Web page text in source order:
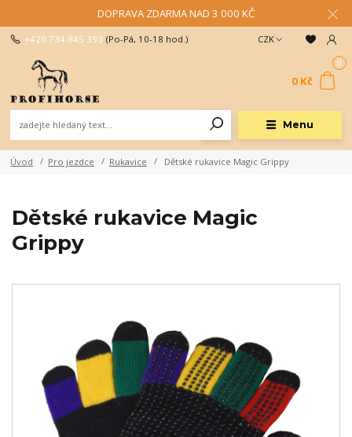
DOPRAVA ZDARMA NAD 3 000 KČ
Menu
CZK
+420 734 845 393 (Po-Pá, 10-18 hod.)
0
0 Kč
Úvod Pro jezdce Rukavice Dětské rukavice Magic Grippy
Dětské rukavice Magic
Grippy